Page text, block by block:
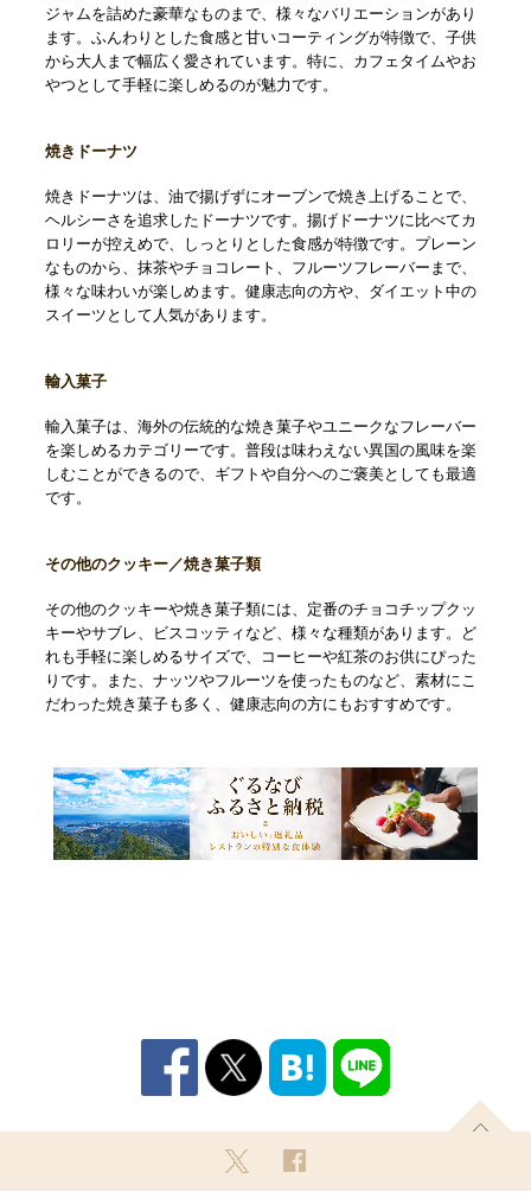
ジャムを詰めた豪華なものまで、様々なバリエーションがあり
ます。ふんわりとした食感と甘いコーティングが特徴で、子供
から大人まで幅広く愛されています。特に、カフェタイムやお
やつとして手軽に楽しめるのが魅力です。
焼きドーナツ
焼きドーナツは、油で揚げずにオーブンで焼き上げることで、
ヘルシーさを追求したドーナツです。揚げドーナツに比べてカ
ロリーが控えめで、しっとりとした食感が特徴です。プレーン
なものから、抹茶やチョコレート、フルーツフレーバーまで、
様々な味わいが楽しめます。健康志向の方や、ダイエット中の
スイーツとして人気があります。
輸入菓子
輸入菓子は、海外の伝統的な焼き菓子やユニークなフレーバー
を楽しめるカテゴリーです。普段は味わえない異国の風味を楽
しむことができるので、ギフトや自分へのご褒美としても最適
です。
その他のクッキー／焼き菓子類
その他のクッキーや焼き菓子類には、定番のチョコチップクッ
キーやサブレ、ビスコッティなど、様々な種類があります。ど
れも手軽に楽しめるサイズで、コーヒーや紅茶のお供にぴった
りです。また、ナッツやフルーツを使ったものなど、素材にこ
だわった焼き菓子も多く、健康志向の方にもおすすめです。